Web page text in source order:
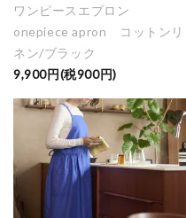
ワンピースエプロン
onepiece apron コットンリ
ネン/ブラック
9,900円(税900円)
favorite